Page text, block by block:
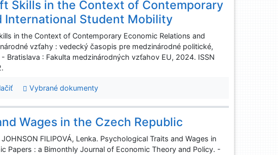
Skills in the Context of Contemporary
International Student Mobility
in the Context of Contemporary Economic Relations and
vzťahy : vedecký časopis pre medzinárodné politické,
Bratislava : Fakulta medzinárodných vzťahov EU, 2024. ISSN
Vybrané dokumenty
Wages in the Czech Republic
FILIPOVÁ, Lenka. Psychological Traits and Wages in
Papers : a Bimonthly Journal of Economic Theory and Policy. -